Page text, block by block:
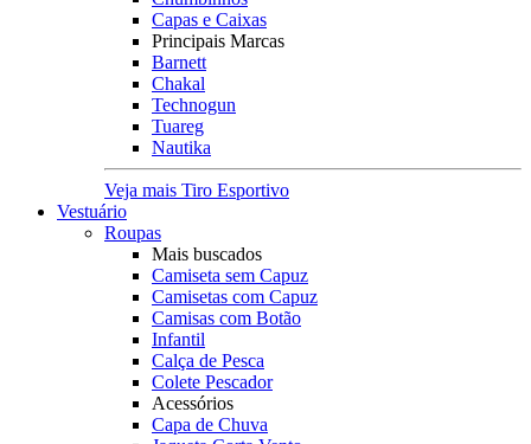
Capas e Caixas
Principais Marcas
Barnett
Chakal
Technogun
Tuareg
Nautika
Veja mais Tiro Esportivo
Vestuário
Roupas
Mais buscados
Camiseta sem Capuz
Camisetas com Capuz
Camisas com Botão
Infantil
Calça de Pesca
Colete Pescador
Acessórios
Capa de Chuva